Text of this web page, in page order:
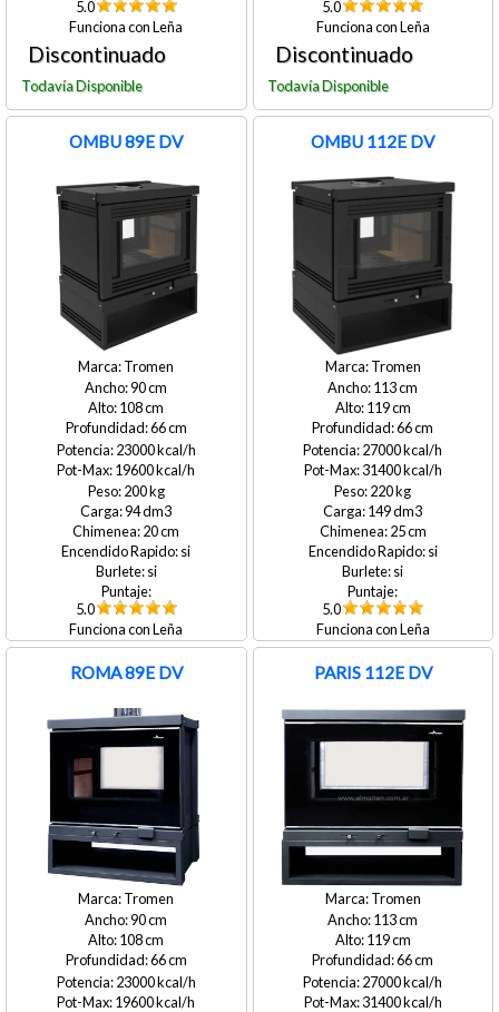
5.0
Leña
5.0
Leña
OMBU 89E DV
Tromen
90
108
66
23000
19600
200
94
20
si
si
5.0
Leña
OMBU 112E DV
Tromen
113
119
66
27000
31400
220
149
25
si
si
5.0
Leña
ROMA 89E DV
Tromen
90
108
66
23000
19600
PARIS 112E DV
Tromen
113
119
66
27000
31400